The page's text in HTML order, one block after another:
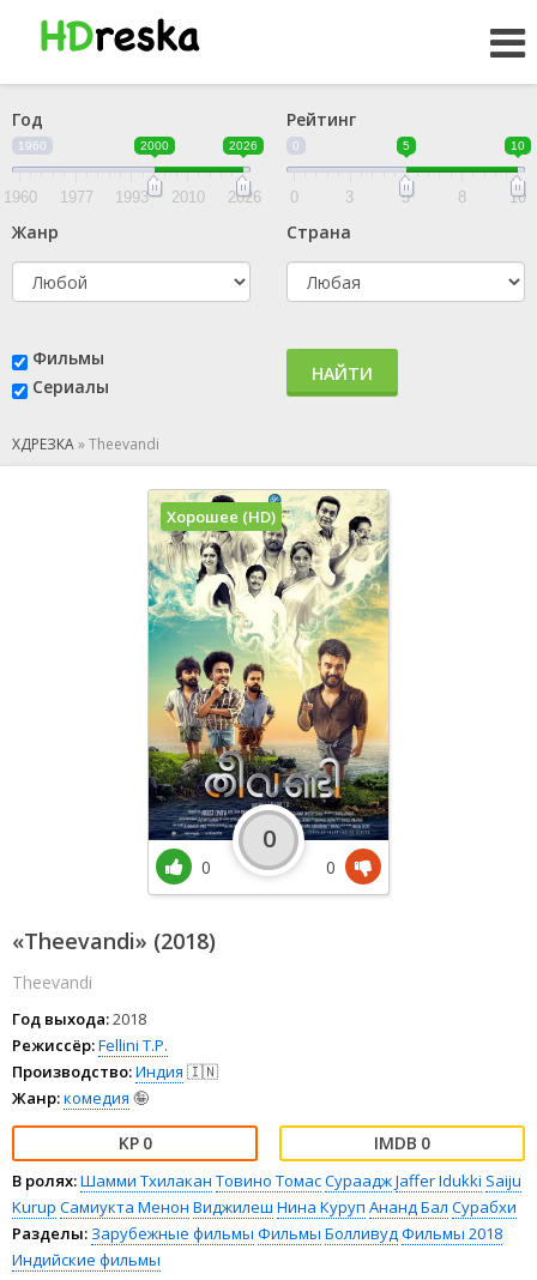
Год
1960 2000 2026
1960 1977 1993 2010 2026
Рейтинг
0 5 10
0 3 5 8 10
Жанр Страна
Фильмы
Сериалы
НАЙТИ
ХДРЕЗКА»Theevandi
«Theevandi» (2018)
Theevandi
Год выхода:2018
Режиссёр:Fellini T.P.
Производство:Индия 🇮🇳
Жанр:комедия 🤪
0 0
В ролях:Шамми Тхилакан Товино ТомасСурааджJaffer Idukki Saiju
Kurup Самиукта Менон Виджилеш Нина Куруп Ананд Бал Сурабхи
Разделы: Зарубежные фильмы Фильмы БолливудФильмы 2018
Индийские фильмы
Хорошее (HD)
0
0
0